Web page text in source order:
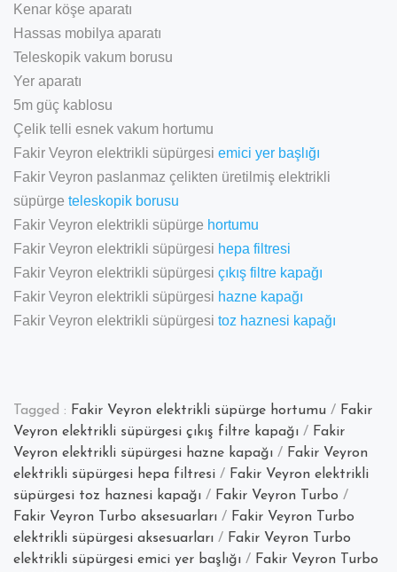
Kenar köşe aparatı
Hassas mobilya aparatı
Teleskopik vakum borusu
Yer aparatı
5m güç kablosu
Çelik telli esnek vakum hortumu
Fakir Veyron elektrikli süpürgesi emici yer başlığı
Fakir Veyron paslanmaz çelikten üretilmiş elektrikli
süpürge teleskopik borusu
Fakir Veyron elektrikli süpürge hortumu
Fakir Veyron elektrikli süpürgesi hepa filtresi
Fakir Veyron elektrikli süpürgesi çıkış filtre kapağı
Fakir Veyron elektrikli süpürgesi hazne kapağı
Fakir Veyron elektrikli süpürgesi toz haznesi kapağı
Tagged : Fakir Veyron elektrikli süpürge hortumu / Fakir
Veyron elektrikli süpürgesi çıkış filtre kapağı / Fakir
Veyron elektrikli süpürgesi hazne kapağı / Fakir Veyron
elektrikli süpürgesi hepa filtresi / Fakir Veyron elektrikli
süpürgesi toz haznesi kapağı / Fakir Veyron Turbo /
Fakir Veyron Turbo aksesuarları / Fakir Veyron Turbo
elektrikli süpürgesi aksesuarları / Fakir Veyron Turbo
elektrikli süpürgesi emici yer başlığı / Fakir Veyron Turbo